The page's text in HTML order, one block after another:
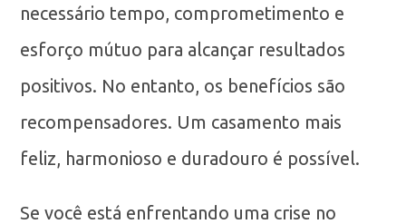
necessário tempo, comprometimento e
esforço mútuo para alcançar resultados
positivos. No entanto, os benefícios são
recompensadores. Um casamento mais
feliz, harmonioso e duradouro é possível.
Se você está enfrentando uma crise no